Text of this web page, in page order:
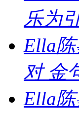
乐为
Ella
对 金
Ella